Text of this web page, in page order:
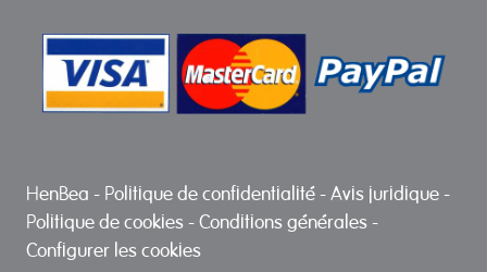
HenBea - Politique de confidentialité -Avis juridique -
Politique de cookies -Conditions générales -
Configurer les cookies